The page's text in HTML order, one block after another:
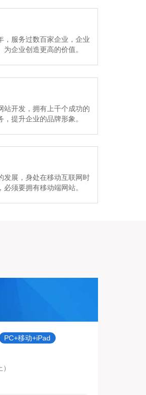
，服务过数百家企业，企业
企业创造更高的价值。
站开发，拥有上千个成功的
提升企业的品牌形象。
发展，身处在移动互联网时
须要拥有移动端网站。
PC+移动+iPad